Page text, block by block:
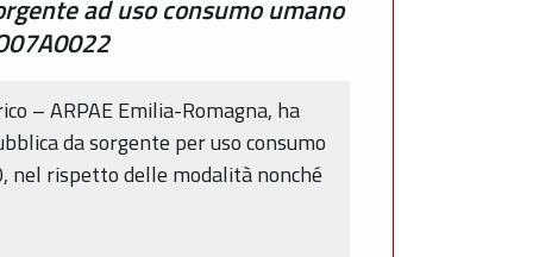
ad uso consumo umano
– ARPAE Emilia-Romagna, ha
da sorgente per uso consumo
nel rispetto delle modalità nonché